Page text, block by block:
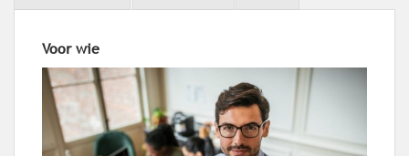
Voor wie